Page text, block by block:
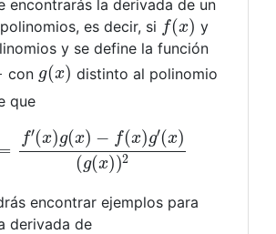
encontrarás la derivada de un
es decir, si f(x) y
y se define la función
)
con g ( x) distinto al polinomio
que
)g(x) −f(x ′(x)(g(x))
encontrar ejemplos para
derivada de